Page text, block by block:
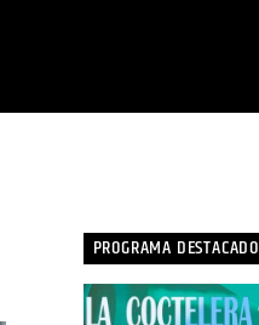
PROGRAMA DESTACADO